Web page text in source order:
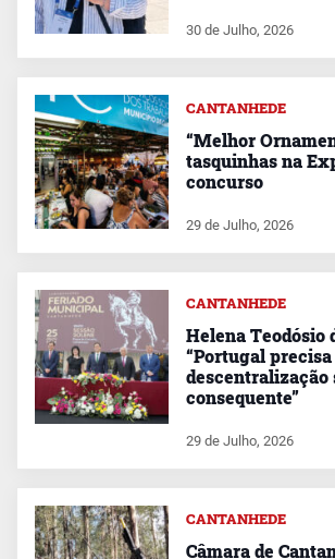
30 de Julho, 2026
CANTANHEDE
“Melhor
tasquinhas na
concurso
29 de Julho, 2026
CANTANHEDE
Helena Teodósio
“Portugal precisa
descentralização
consequente”
29 de Julho, 2026
CANTANHEDE
Câmara de